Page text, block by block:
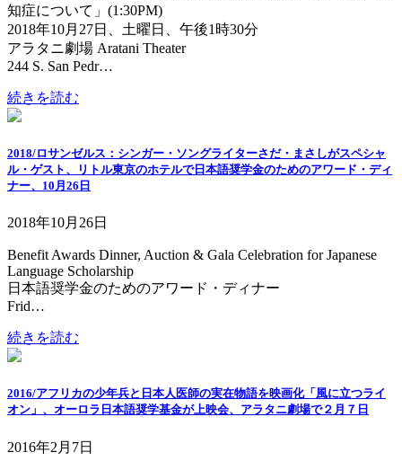
知症について」(1:30PM)
2018年10月27日、土曜日、午後1時30分
アラタニ劇場 Aratani Theater
244 S. San Pedr…
続きを読む
2018/ロサンゼルス：シンガー・ソングライターさだ・まさしがスペシャ
ル・ゲスト、リトル東京のホテルで日本語奨学金のためのアワード・ディ
ナー、10月26日
2018年10月26日
Benefit Awards Dinner, Auction & Gala Celebration for Japanese
Language Scholarship
日本語奨学金のためのアワード・ディナー
Frid…
続きを読む
2016/アフリカの少年兵と日本人医師の実在物語を映画化「風に立つライ
オン」、オーロラ日本語奨学基金が上映会、アラタニ劇場で２月７日
2016年2月7日